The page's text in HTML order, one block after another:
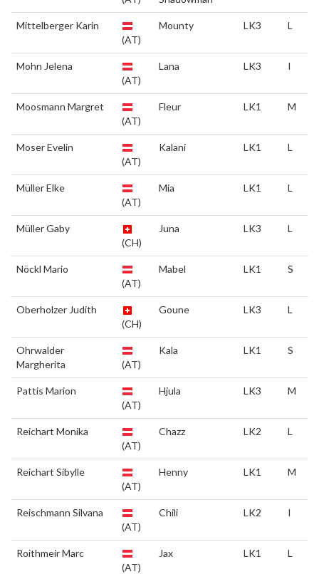
Mittelberger Karin
(AT)
Mounty LK3 L
Mohn Jelena
(AT)
Lana LK3 I
Moosmann Margret
(AT)
Fleur LK1 M
Moser Evelin
(AT)
Kalani LK1 L
Müller Elke
(AT)
Mia LK1 L
Müller Gaby
(CH)
Juna LK3 L
Nöckl Mario
(AT)
Mabel LK1 S
Oberholzer Judith
(CH)
Goune LK3 L
Ohrwalder
Margherita
(AT)
Kala LK1 S
Pattis Marion
(AT)
Hjula LK3 M
Reichart Monika
(AT)
Chazz LK2 L
Reichart Sibylle
(AT)
Henny LK1 M
Reischmann Silvana
(AT)
Chili LK2 I
Roithmeir Marc
(AT)
Jax LK1 L